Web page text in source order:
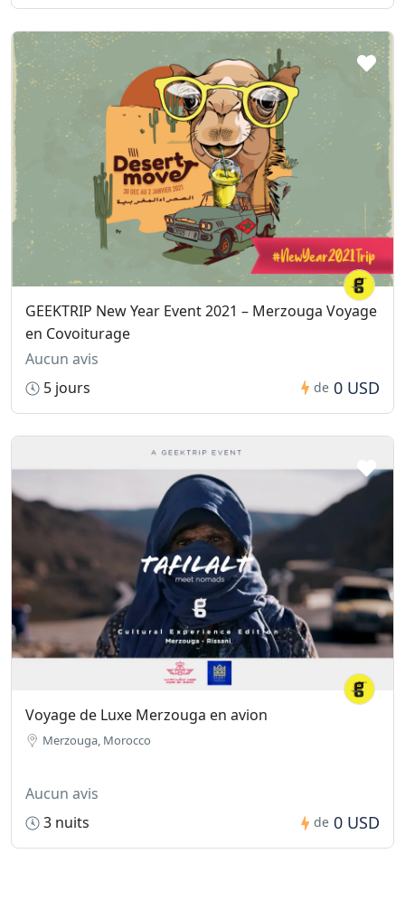
GEEKTRIP New Year Event 2021 – Merzouga Voyage
en Covoiturage
Aucun avis
5 jours
de 0 USD
Voyage de Luxe Merzouga en avion
Merzouga, Morocco
Aucun avis
3 nuits
de 0 USD